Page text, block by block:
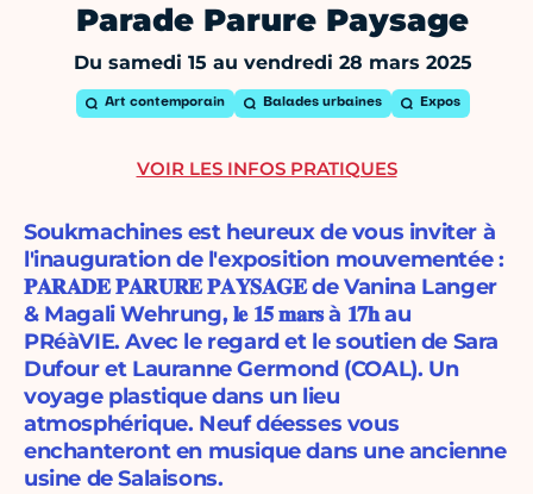
Parade Parure Paysage
Du samedi 15 au vendredi 28 mars 2025
Art contemporain Balades urbaines Expos
Soukmachines est heureux de vous inviter à
l'inauguration de l'exposition mouvementée :
𝐏𝐀𝐑𝐀𝐃𝐄 𝐏𝐀𝐑𝐔𝐑𝐄 𝐏𝐀𝐘𝐒𝐀𝐆𝐄 de Vanina Langer
& Magali Wehrung, 𝐥𝐞 𝟏𝟓 𝐦𝐚𝐫𝐬 à 𝟏𝟕𝐡 au
PRéàVIE. Avec le regard et le soutien de Sara
Dufour et Lauranne Germond (COAL). Un
voyage plastique dans un lieu
atmosphérique. Neuf déesses vous
enchanteront en musique dans une ancienne
usine de Salaisons.
VOIR LES INFOS PRATIQUES